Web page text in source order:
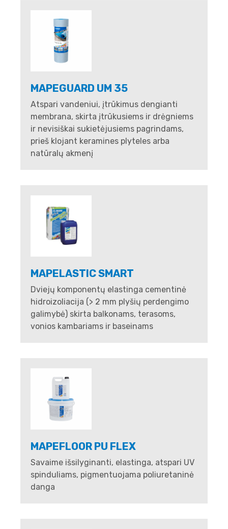
MAPEGUARD UM 35
Atspari vandeniui, įtrūkimus dengianti
membrana, skirta įtrūkusiems ir drėgniems
ir nevisiškai sukietėjusiems pagrindams,
prieš klojant keramines plyteles arba
natūralų akmenį
MAPELASTIC SMART
Dviejų komponentų elastinga cementinė
hidroizoliacija (> 2 mm plyšių perdengimo
galimybė) skirta balkonams, terasoms,
vonios kambariams ir baseinams
MAPEFLOOR PU FLEX
Savaime išsilyginanti, elastinga, atspari UV
spinduliams, pigmentuojama poliuretaninė
danga